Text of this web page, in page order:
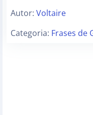
Autor: Voltaire
Categoria: Frases de